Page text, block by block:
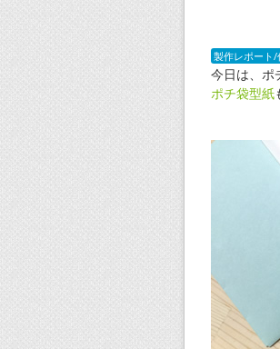
製作レポート/
今日は、ポ
ポチ袋型紙